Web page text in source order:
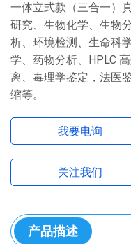
一体立式款（三合一）
研究、生物化学、生物
析、环境检测、生命科
学、药物分析、HPLC
离、毒理学鉴定，法医
缩等。
我要电询
关注我们
产品描述